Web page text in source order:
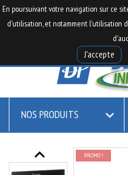
En poursuivant votre navigation sur ce
d'utilisation, et notamment l'utilisation
J'accepte

NOS PRODUITS 
keyboard_arrow_up PROMO !